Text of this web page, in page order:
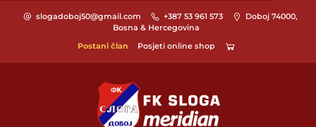
slogadoboj50@gmail.com +387 53 961 573
Doboj 74000,
Bosna & Hercegovina
Postani član
Posjeti online shop